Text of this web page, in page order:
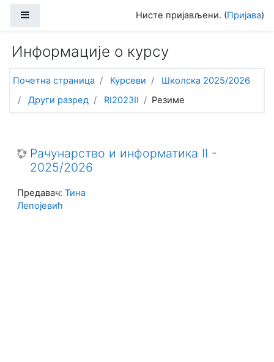
Нисте пријављени. (Пријава)
Информације о курсу
Почетна страница Курсеви
Школска 2025/2026
Други разред
RI2023II Резиме
Рачунарство и информатика II -
2025/2026
Предавач: Тина
Лепојевић